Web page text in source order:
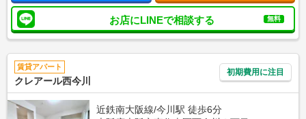
お店にLINEで相談する 無料
賃貸アパート
クレアール西今川
初期費用に注目
近鉄南大阪線/今川駅 徒歩6分